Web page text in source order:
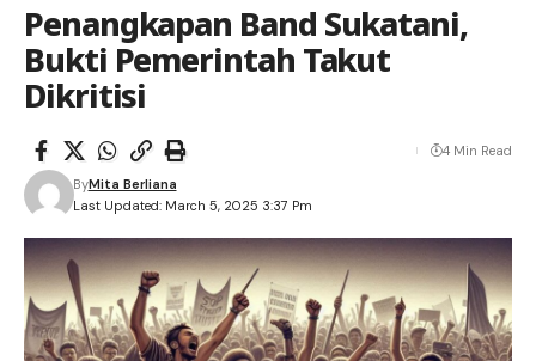
Penangkapan Band Sukatani,
Bukti Pemerintah Takut
Dikritisi
Last Updated: March 5, 2025 3:37 Pm
ByMita Berliana
4 Min Read